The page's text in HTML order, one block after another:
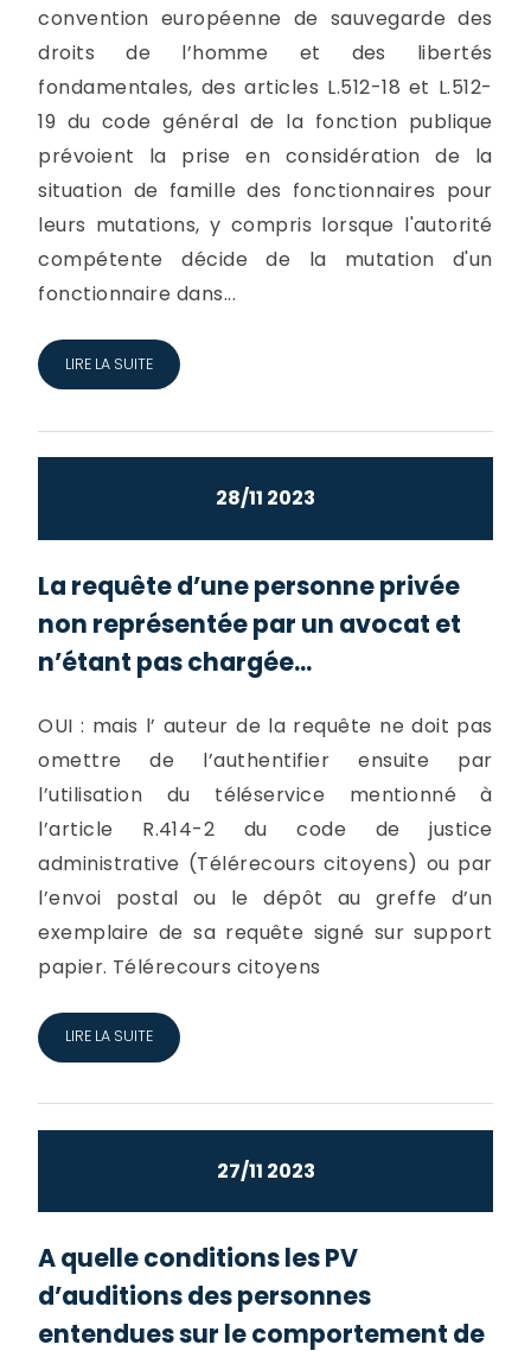
convention européenne de sauvegarde des
droits de l’homme et des libertés
fondamentales, des articles L.512-18 et L.512-
19 du code général de la fonction publique
prévoient la prise en considération de la
situation de famille des fonctionnaires pour
leurs mutations, y compris lorsque l'autorité
compétente décide de la mutation d'un
fonctionnaire dans...
LIRE LA SUITE
28/11 2023
La requête d’une personne privée
non représentée par un avocat et
n’étant pas chargée...
OUI : mais l’ auteur de la requête ne doit pas
omettre de l’authentifier ensuite par
l’utilisation du téléservice mentionné à
l’article R.414-2 du code de justice
administrative (Télérecours citoyens) ou par
l’envoi postal ou le dépôt au greffe d’un
exemplaire de sa requête signé sur support
papier. Télérecours citoyens
LIRE LA SUITE
27/11 2023
A quelle conditions les PV
d’auditions des personnes
entendues sur le comportement de